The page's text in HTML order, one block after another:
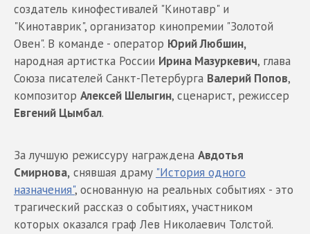
создатель кинофестивалей "Кинотавр" и
"Кинотаврик", организатор кинопремии "Золотой
Овен". В команде - оператор Юрий Любшин,
народная артистка России Ирина Мазуркевич, глава
Союза писателей Санкт-Петербурга Валерий Попов,
композитор Алексей Шелыгин, сценарист, режиссер
Евгений Цымбал.
За лучшую режиссуру награждена Авдотья
Смирнова, снявшая драму "История одного
назначения", основанную на реальных событиях - это
трагический рассказ о событиях, участником
которых оказался граф Лев Николаевич Толстой.